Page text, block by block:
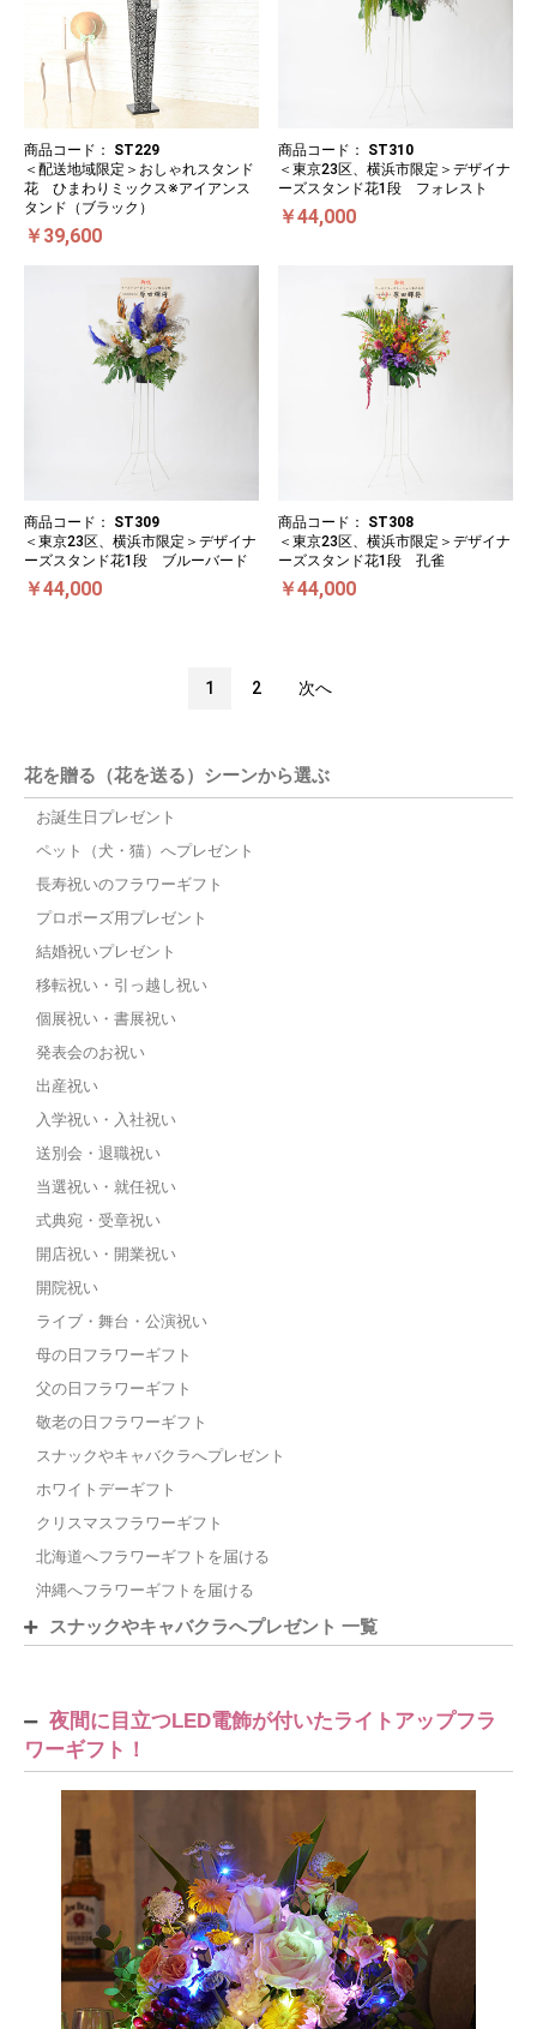
商品コード： ST229
＜配送地域限定＞おしゃれスタンド
花 ひまわりミックス※アイアンス
タンド（ブラック）
￥39,600
商品コード： ST310
＜東京23区、横浜市限定＞デザイナ
ーズスタンド花1段 フォレスト
￥44,000
商品コード： ST309
＜東京23区、横浜市限定＞デザイナ
ーズスタンド花1段 ブルーバード
￥44,000
商品コード： ST308
＜東京23区、横浜市限定＞デザイナ
ーズスタンド花1段 孔雀
￥44,000
1 2 次へ
花を贈る（花を送る）シーンから選ぶ
お誕生日プレゼント
ペット（犬・猫）へプレゼント
長寿祝いのフラワーギフト
プロポーズ用プレゼント
結婚祝いプレゼント
移転祝い・引っ越し祝い
個展祝い・書展祝い
発表会のお祝い
出産祝い
入学祝い・入社祝い
送別会・退職祝い
当選祝い・就任祝い
式典宛・受章祝い
開店祝い・開業祝い
開院祝い
ライブ・舞台・公演祝い
母の日フラワーギフト
父の日フラワーギフト
敬老の日フラワーギフト
スナックやキャバクラへプレゼント
ホワイトデーギフト
クリスマスフラワーギフト
北海道へフラワーギフトを届ける
沖縄へフラワーギフトを届ける
スナックやキャバクラへプレゼント 一覧
夜間に目立つLED電飾が付いたライトアップフラ
ワーギフト！